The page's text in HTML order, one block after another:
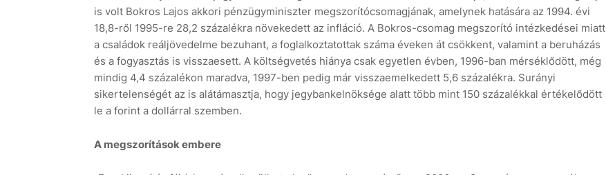
is volt Bokros Lajos akkori pénzügyminiszter megszorítócsomagjának, amelynek hatására az 1994. évi
18,8-ről 1995-re 28,2 százalékra növekedett az infláció. A Bokros-csomag megszorító intézkedései miatt
a családok reáljövedelme bezuhant, a foglalkoztatottak száma éveken át csökkent, valamint a beruházás
és a fogyasztás is visszaesett. A költségvetés hiánya csak egyetlen évben, 1996-ban mérséklődött, még
mindig 4,4 százalékon maradva, 1997-ben pedig már visszaemelkedett 5,6 százalékra. Surányi
sikertelenségét az is alátámasztja, hogy jegybankelnöksége alatt több mint 150 százalékkal értékelődött
le a forint a dollárral szemben.
A megszorítások embere